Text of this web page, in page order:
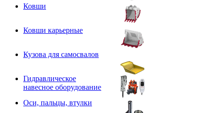
Ковши
Ковши карьерные
Кузова для самосвалов
Гидравлическое
навесное оборудование
Оси, пальцы, втулки